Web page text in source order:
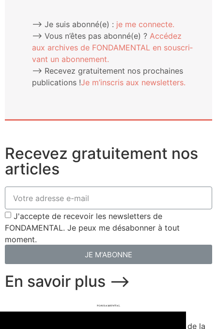
⟶ Je suis abonné(e) : je me connecte.
⟶ Vous n’êtes pas abonné(e) ? Accé­dez
aux archives de FONDAMENTAL en sous­cri­
vant un abonnement.
⟶ Rece­vez gra­tui­te­ment nos pro­chaines
publi­ca­tions !Je m’ins­cris aux newsletters.
Recevez gratuitement nos
articles
J'accepte de recevoir les newsletters de
FONDAMENTAL. Je peux me désabonner à tout
moment.
JE M'ABONNE
En savoir plus ⟶
Fondé en 2020. Édité par Presse de la